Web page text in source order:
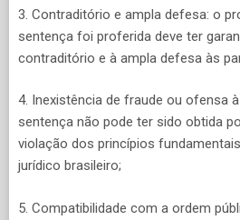
3. Contraditório e ampla defesa: o
sentença foi proferida deve ter
contraditório e à ampla defesa às
4. Inexistência de fraude ou ofensa
sentença não pode ter sido obtida
violação dos princípios
jurídico brasileiro;
5. Compatibilidade com a ordem